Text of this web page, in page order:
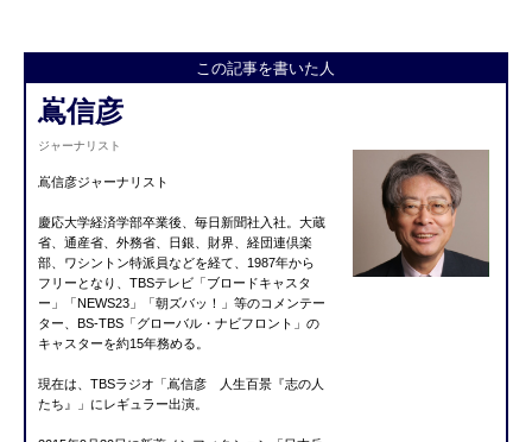
この記事を書いた人
嶌信彦
ジャーナリスト
嶌信彦ジャーナリスト
慶応大学経済学部卒業後、毎日新聞社入社。大蔵
省、通産省、外務省、日銀、財界、経団連倶楽
部、ワシントン特派員などを経て、1987年から
フリーとなり、TBSテレビ「ブロードキャスタ
ー」「NEWS23」「朝ズバッ！」等のコメンテー
ター、BS-TBS「グローバル・ナビフロント」の
キャスターを約15年務める。
現在は、TBSラジオ「嶌信彦 人生百景『志の人
たち』」にレギュラー出演。